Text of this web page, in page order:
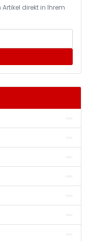
direkt in Ihrem